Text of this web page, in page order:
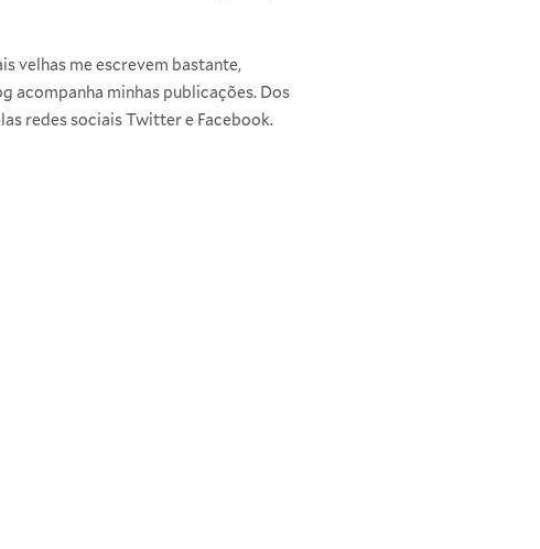
velhas me escrevem bastante,
acompanha minhas publicações. Dos
redes sociais Twitter e Facebook.